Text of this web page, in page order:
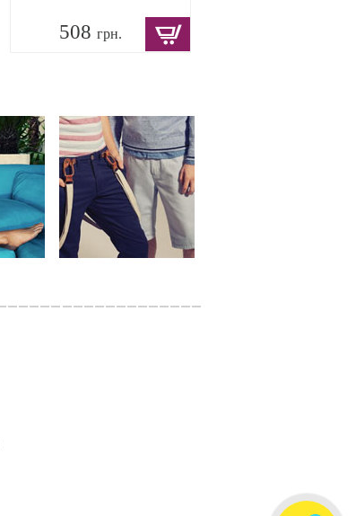
508 грн.